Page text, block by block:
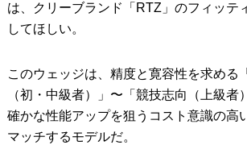
は、クリーブランド「RTZ」のフィッテ
してほしい。
このウェッジは、精度と寛容性を求める
（初・中級者）」〜「競技志向（上級者
確かな性能アップを狙うコスト意識の高
マッチするモデルだ。